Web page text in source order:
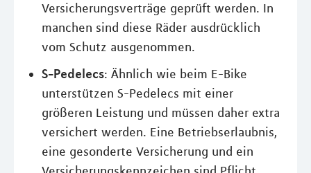
Versicherungsverträge geprüft werden. In
manchen sind diese Räder ausdrücklich
vom Schutz ausgenommen.
S-Pedelecs: Ähnlich wie beim E-Bike
unterstützen S-Pedelecs mit einer
größeren Leistung und müssen daher extra
versichert werden. Eine Betriebserlaubnis,
eine gesonderte Versicherung und ein